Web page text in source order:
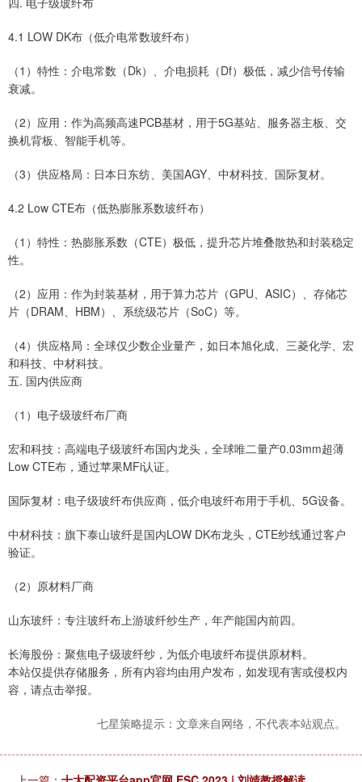
4.1 LOW DK布（低介电常数玻纤布）
（1）特性：介电常数（Dk）、介电损耗（Df）极低，减少信号传输
衰减。
（2）应用：作为高频高速PCB基材，用于5G基站、服务器主板、交
换机背板、智能手机等。
（3）供应格局：日本日东纺、美国AGY、中材科技、国际复材。
4.2 Low CTE布（低热膨胀系数玻纤布）
（1）特性：热膨胀系数（CTE）极低，提升芯片堆叠散热和封装稳定
性。
（2）应用：作为封装基材，用于算力芯片（GPU、ASIC）、存储芯
片（DRAM、HBM）、系统级芯片（SoC）等。
（4）供应格局：全球仅少数企业量产，如日本旭化成、三菱化学、宏
和科技、中材科技。
五. 国内供应商
（1）电子级玻纤布厂商
宏和科技：高端电子级玻纤布国内龙头，全球唯二量产0.03mm超薄
Low CTE布，通过苹果MFi认证。
国际复材：电子级玻纤布供应商，低介电玻纤布用于手机、5G设备。
中材科技：旗下泰山玻纤是国内LOW DK布龙头，CTE纱线通过客户
验证。
（2）原材料厂商
山东玻纤：专注玻纤布上游玻纤纱生产，年产能国内前四。
长海股份：聚焦电子级玻纤纱，为低介电玻纤布提供原材料。
本站仅提供存储服务，所有内容均由用户发布，如发现有害或侵权内
容，请点击举报。
七星策略提示：文章来自网络，不代表本站观点。